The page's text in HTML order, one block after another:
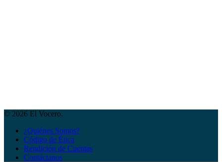
© 2026 El Vocero.
¿Quiénes Somos?
Código de Ética
Rendición de Cuentas
Contáctanos